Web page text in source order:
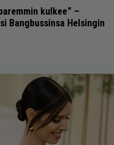
kulkee” –
Bangbussinsa Helsingin